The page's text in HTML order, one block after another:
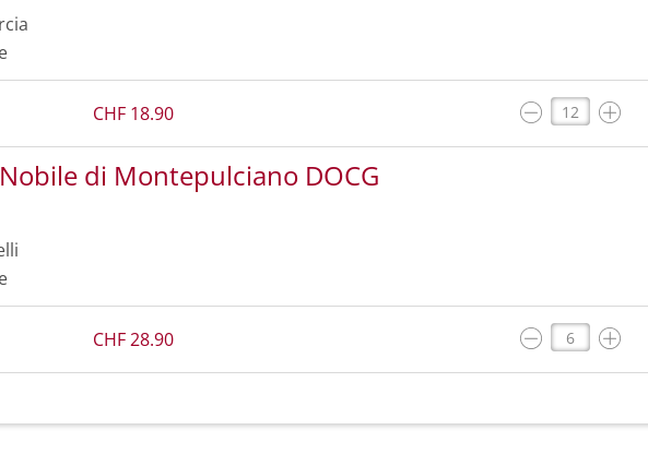
CHF 18.90
di Montepulciano DOCG
CHF 28.90